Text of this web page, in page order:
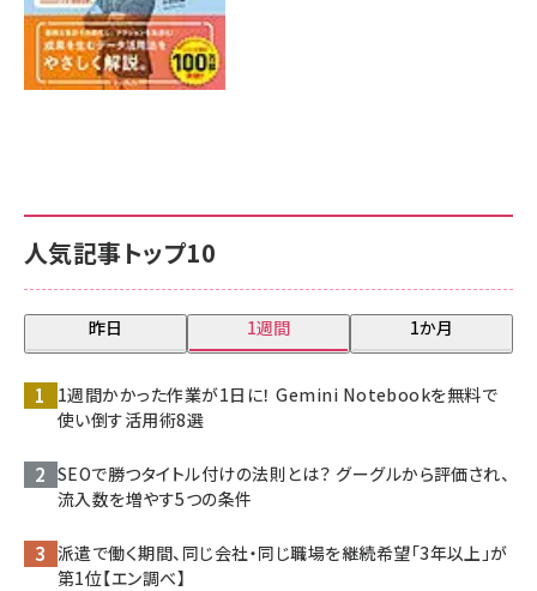
人気記事トップ10
昨日 1週間 1か月
1週間かかった作業が1日に！ Gemini Notebookを無料で
使い倒す活用術8選
SEOで勝つタイトル付けの法則とは？ グーグルから評価され、
流入数を増やす5つの条件
派遣で働く期間、同じ会社・同じ職場を継続希望「3年以上」が
第1位【エン調べ】